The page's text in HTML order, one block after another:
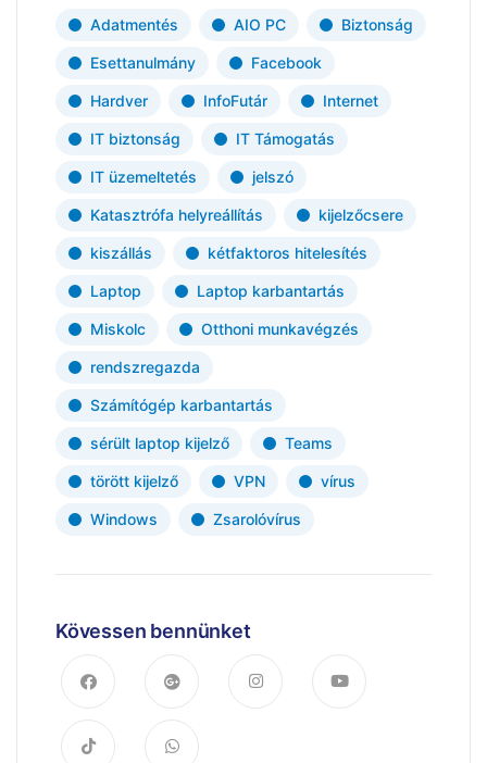
Adatmentés AIO PC Biztonság
Esettanulmány Facebook
Hardver InfoFutár Internet
IT biztonság IT Támogatás
IT üzemeltetés jelszó
Katasztrófa helyreállítás kijelzőcsere
kiszállás kétfaktoros hitelesítés
Laptop Laptop karbantartás
Miskolc Otthoni munkavégzés
rendszregazda
Számítógép karbantartás
sérült laptop kijelző Teams
törött kijelző VPN vírus
Windows Zsarolóvírus
Kövessen bennünket